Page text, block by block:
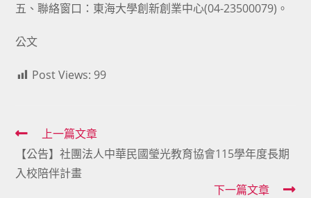
五、聯絡窗口：東海大學創新創業中心(04-23500079)。
公文
Post Views: 99
Read
more
articles
上一篇文章
【公告】社團法人中華民國瑩光教育協會115學年度長期
入校陪伴計畫
下一篇文章